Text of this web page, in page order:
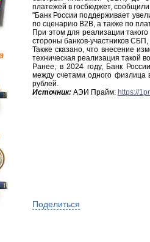
платежей в госбюджет,
"Банк России поддерживает
по сценарию В2В, а также по
При этом для реализации
стороны банков-участников СБП,
Также сказано, что внесение
техническая реализация такой
Ранее, в 2024 году, Банк
между счетами одного физлица
рублей.
Источник: АЭИ Прайм: https://
Поделиться